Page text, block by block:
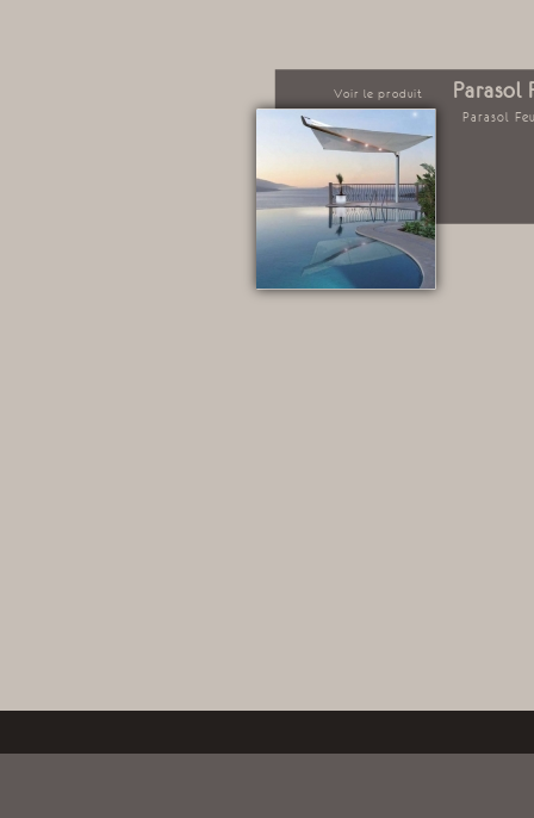
Voir le produit Parasol
Parasol